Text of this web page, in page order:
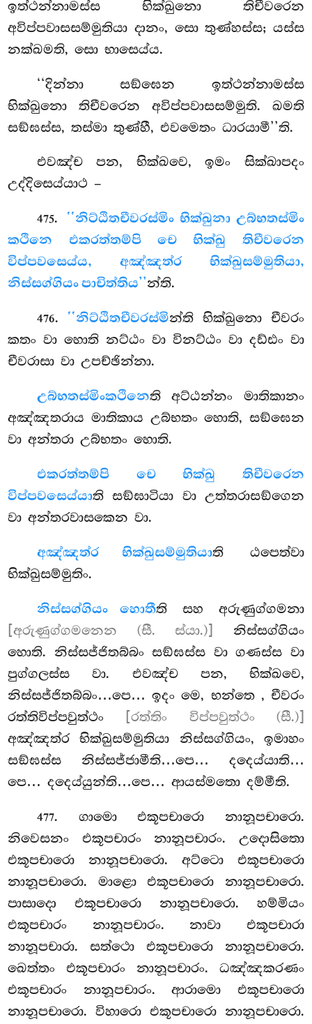
ඉත්ථන්නාමස්ස භික්ඛුනො තිචීවරෙන
අවිප්පවාසසම්මුතියා දානං, සො තුණ්හස්ස; යස්ස
නක්ඛමති, සො භාසෙය්ය.
‘‘දින්නා සඞ්ඝෙන ඉත්ථන්නාමස්ස
භික්ඛුනො තිචීවරෙන අවිප්පවාසසම්මුති. ඛමති
සඞ්ඝස්ස, තස්මා තුණ්හී, එවමෙතං ධාරයාමී’’ති.
එවඤ්ච පන, භික්ඛවෙ, ඉමං සික්ඛාපදං
උද්දිසෙය්යාථ –
475. ‘‘නිට්ඨිතචීවරස්මිං භික්ඛුනා උබ්භතස්මිං
කථිනෙ එකරත්තම්පි චෙ භික්ඛු තිචීවරෙන
විප්පවසෙය්ය, අඤ්ඤත්ර භික්ඛුසම්මුතියා,
නිස්සග්ගියං පාචිත්තිය’’න්ති.
476. ‘‘නිට්ඨිතචීවරස්මින්ති භික්ඛුනො චීවරං
කතං වා හොති නට්ඨං වා විනට්ඨං වා දඩ්ඪං වා
චීවරාසා වා උපච්ඡින්නා.
උබ්භතස්මිංකථිනෙති අට්ඨන්නං මාතිකානං
අඤ්ඤතරාය මාතිකාය උබ්භතං හොති, සඞ්ඝෙන
වා අන්තරා උබ්භතං හොති.
එකරත්තම්පි චෙ භික්ඛු තිචීවරෙන
විප්පවසෙය්යාති සඞ්ඝාටියා වා උත්තරාසඞ්ගෙන
වා අන්තරවාසකෙනවා.
අඤ්ඤත්ර භික්ඛුසම්මුතියාති ඨපෙත්වා
භික්ඛුසම්මුතිං.
නිස්සග්ගියං හොතීති සහ අරුණුග්ගමනා
[අරුණුග්ගමනෙන (සී. ස්යා.)]
නිස්සග්ගියං
හොති. නිස්සජ්ජිතබ්බං සඞ්ඝස්ස වා ගණස්ස වා
පුග්ගලස්ස වා. එවඤ්ච පන, භික්ඛවෙ,
නිස්සජ්ජිතබ්බං…පෙ… ඉදං මෙ, භන්තෙ , චීවරං
රත්තිවිප්පවුත්ථං
[රත්තිං විප්පවුත්ථං (සී.)]
අඤ්ඤත්ර භික්ඛුසම්මුතියා නිස්සග්ගියං, ඉමාහං
සඞ්ඝස්ස නිස්සජ්ජාමීති…පෙ… දදෙය්යාති…
පෙ… දදෙය්යුන්ති…පෙ… ආයස්මතො දම්මීති.
477. ගාමො එකූපචාරො නානූපචාරො.
නිවෙසනං එකූපචාරං නානූපචාරං. උදොසිතො
එකූපචාරො නානූපචාරො. අට්ටො එකූපචාරො
නානූපචාරො. මාළො එකූපචාරො නානූපචාරො.
පාසාදො එකූපචාරො නානූපචාරො. හම්මියං
එකූපචාරං නානූපචාරං. නාවා එකූපචාරා
නානූපචාරා. සත්ථො එකූපචාරො නානූපචාරො.
ඛෙත්තං එකූපචාරං නානූපචාරං. ධඤ්ඤකරණං
එකූපචාරං නානූපචාරං. ආරාමො එකූපචාරො
නානූපචාරො. විහාරො එකූපචාරො නානූපචාරො.